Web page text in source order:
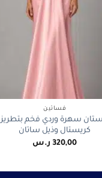
فساتين
سهرة وردي فخم بتطريز
كريستال وذيل ساتان
320,00 ر.س